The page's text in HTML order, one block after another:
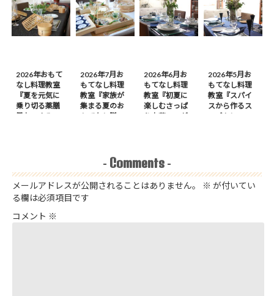
2026年おもて
なし料理教室
『夏を元気に
乗り切る薬膳
風おつまみ
2026年7月お
もてなし料理
教室『家族が
集まる夏のお
もてなし膳』
2026年6月お
もてなし料理
教室『初夏に
楽しむさっぱ
り中華』のが
2026年5月お
もてなし料理
教室『スパイ
スから作るス
ープカレーの
- Comments -
メールアドレスが公開されることはありません。 ※ が付いてい
る欄は必須項目です
コメント ※